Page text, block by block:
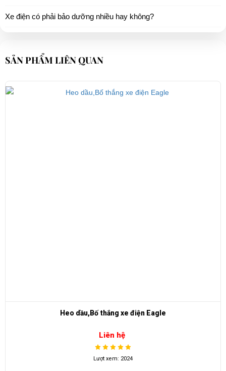
Xe điện có phải bảo dưỡng nhiều hay không?
SẢN PHẨM LIÊN QUAN
Heo dầu,Bố thắng xe điện Eagle
Liên hệ
Lượt xem: 2024